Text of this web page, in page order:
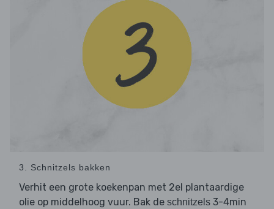
3. Schnitzels bakken
Verhit een grote koekenpan met 2el plantaardige
olie op middelhoog vuur. Bak de schnitzels 3-4min